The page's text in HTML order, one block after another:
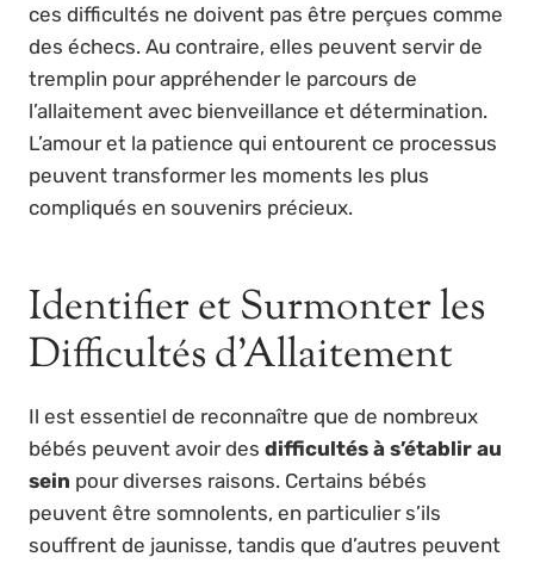
ces difficultés ne doivent pas être perçues comme
des échecs. Au contraire, elles peuvent servir de
tremplin pour appréhender le parcours de
l’allaitement avec bienveillance et détermination.
L’amour et la patience qui entourent ce processus
peuvent transformer les moments les plus
compliqués en souvenirs précieux.
Identifier et Surmonter les
Difficultés d’Allaitement
Il est essentiel de reconnaître que de nombreux
bébés peuvent avoir des difficultés à s’établir au
sein pour diverses raisons. Certains bébés
peuvent être somnolents, en particulier s’ils
souffrent de jaunisse, tandis que d’autres peuvent